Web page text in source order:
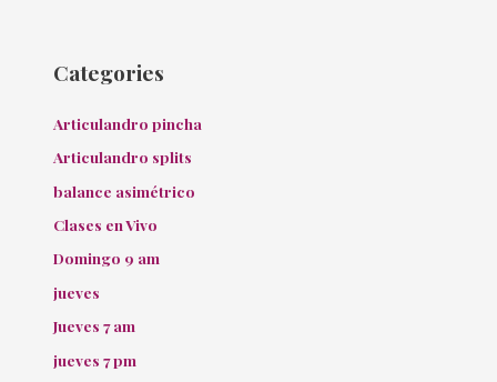
Categories
Articulandro pincha
Articulandro splits
balance asimétrico
Clases en Vivo
Domingo 9 am
jueves
Jueves 7 am
jueves 7 pm